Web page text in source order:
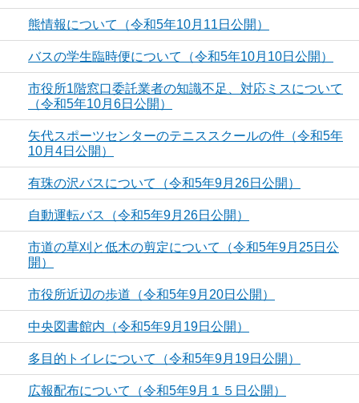
熊情報について（令和5年10月11日公開）
バスの学生臨時便について（令和5年10月10日公開）
市役所1階窓口委託業者の知識不足、対応ミスについて
（令和5年10月6日公開）
矢代スポーツセンターのテニススクールの件（令和5年
10月4日公開）
有珠の沢バスについて（令和5年9月26日公開）
自動運転バス（令和5年9月26日公開）
市道の草刈と低木の剪定について（令和5年9月25日公
開）
市役所近辺の歩道（令和5年9月20日公開）
中央図書館内（令和5年9月19日公開）
多目的トイレについて（令和5年9月19日公開）
広報配布について（令和5年9月１５日公開）